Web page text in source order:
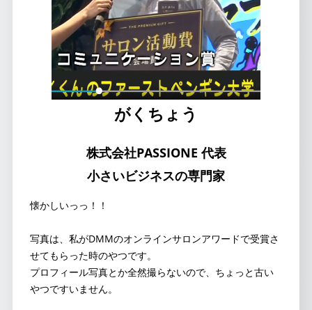
がくちょう
株式会社PASSIONE 代表
小さいビジネスの専門家
懐かしいっっ！！
写真は、私がDMMのオンラインサロンアワードで受賞さ
せてもらった時のやつです。
プロフィール写真とか全然撮らないので、ちょっと古い
やつですいません。